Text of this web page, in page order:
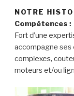
NOTRE
Compétences :
Fort d’une
accompagne ses
complexes,
moteurs et/ou